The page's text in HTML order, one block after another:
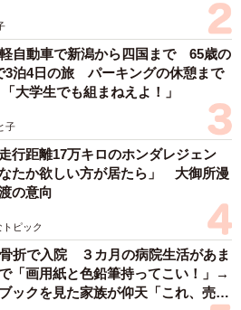
自動車で新潟から四国まで 65歳の
3泊4日の旅 パーキングの休憩まで
大学生でも組まねえよ！」
子
行距離17万キロのホンダレジェン
たか欲しい方が居たら」 大御所漫
の意向
トピック
折で入院 ３カ月の病院生活があま
「画用紙と色鉛筆持ってこい！」→
ックを見た家族が仰天「これ、売れ